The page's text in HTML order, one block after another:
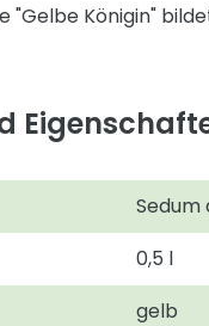
"Gelbe Königin"
Sedum
0,5 l
gelb